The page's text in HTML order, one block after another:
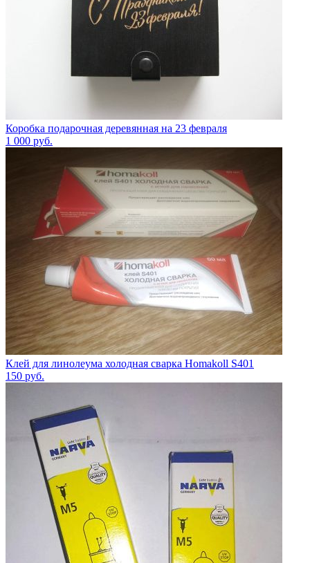
Коробка подарочная деревянная на 23 февраля
1 000 руб.
Клей для линолеума холодная сварка Homakoll S401
150 руб.